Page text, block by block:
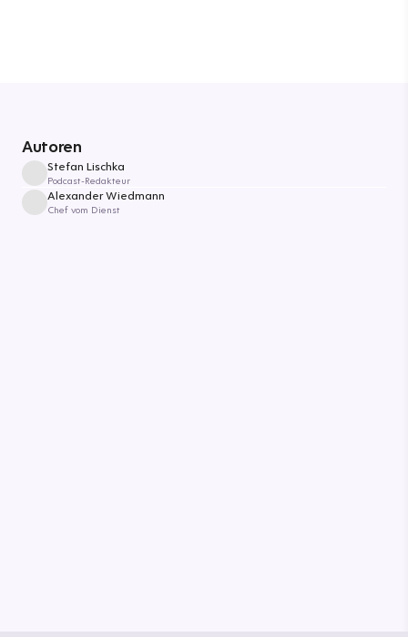
Autoren
Stefan Lischka
Podcast-Redakteur
Alexander Wiedmann
Chef vom Dienst